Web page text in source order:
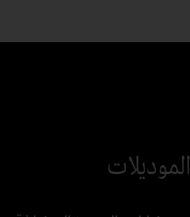
الموديلات